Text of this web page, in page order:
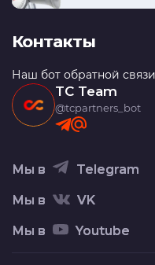
Контакты
Наш бот обратной
TC Team
@tcpartners_bot
Мы в Telegram
Мы в VK
Мы в Youtube